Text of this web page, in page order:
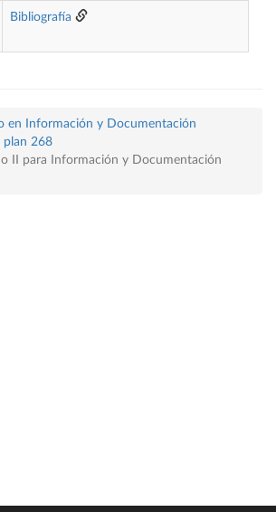
Bibliografía
en Información y Documentación
plan 268
II para Información y Documentación